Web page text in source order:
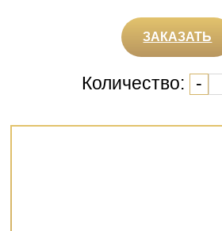
ЗАКАЗАТЬ
Количество: -